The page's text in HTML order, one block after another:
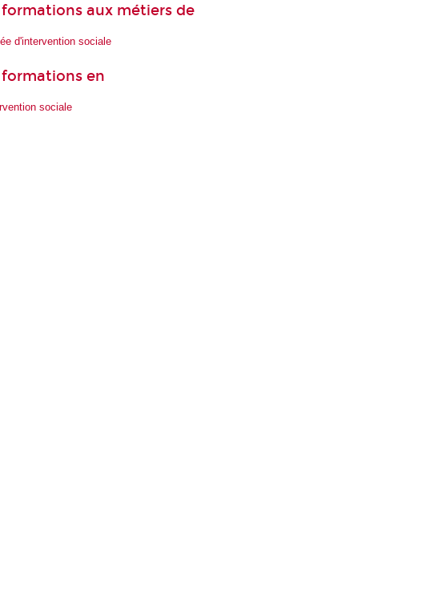
formations aux métiers de
d'intervention sociale
formations en
sociale